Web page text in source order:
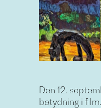
Den 12.
betydning i film.